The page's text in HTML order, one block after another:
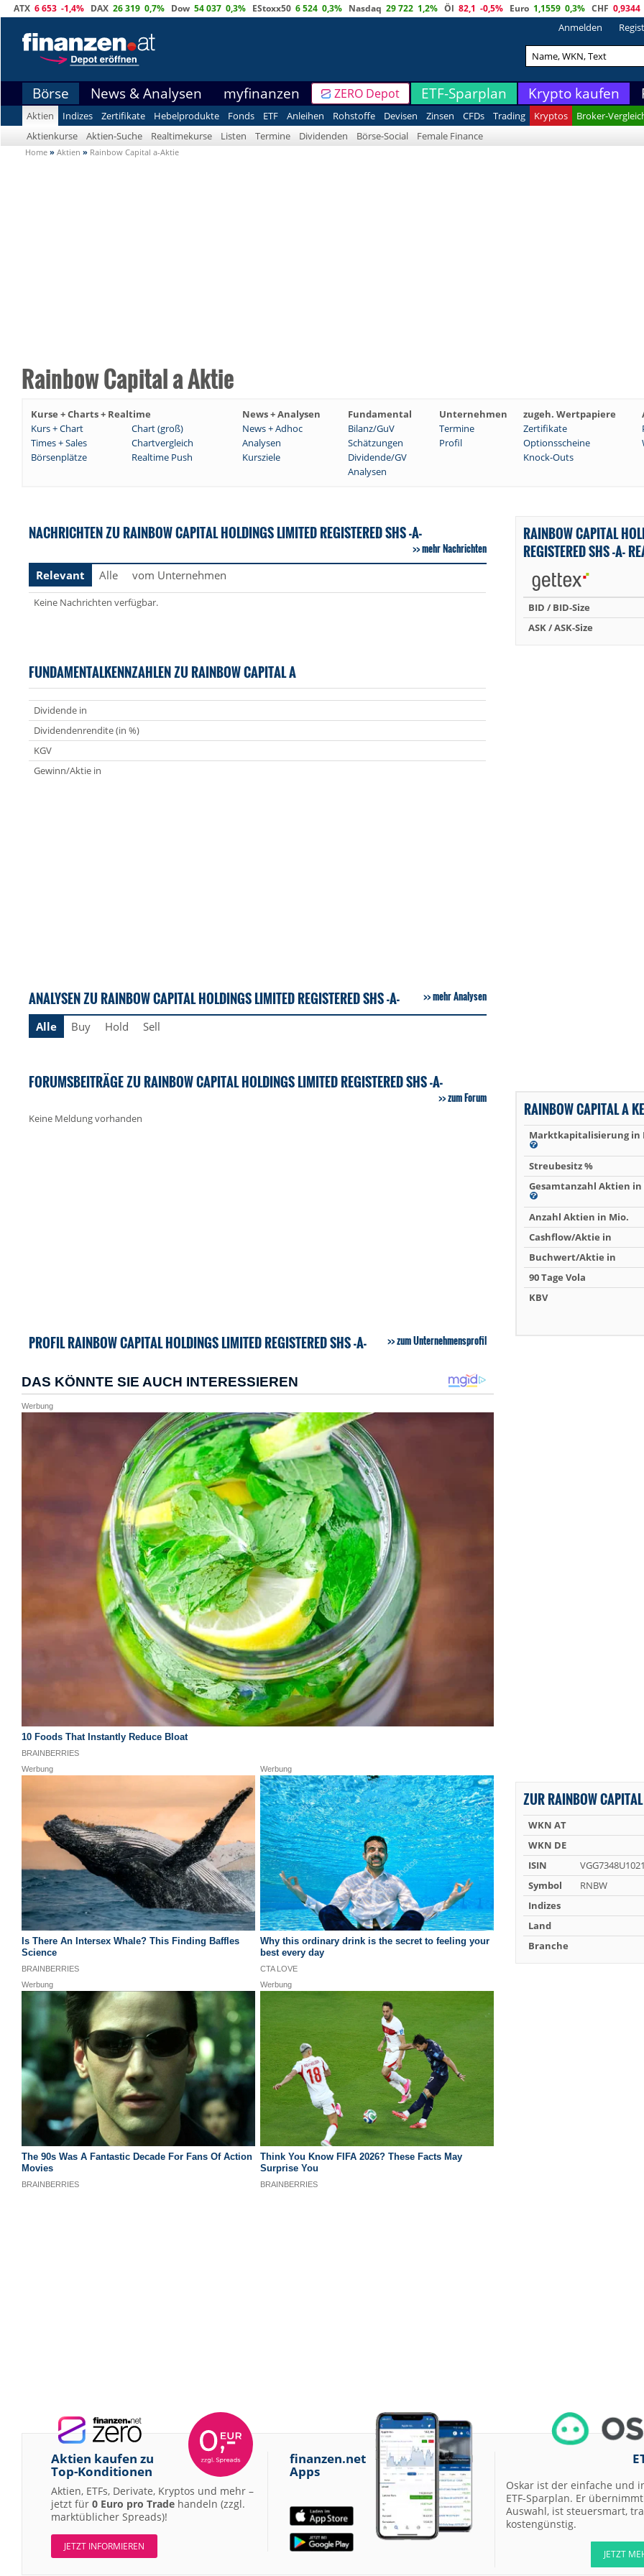
ATX 6 653 -1,4% DAX 26 319 0,7% Dow 54 037 0,3% EStoxx50 6 524 0,3% Nasdaq 29 722 1,2% Öl 82,1 -0,5% Euro 1,1559 0,3% CHF 0,9344
Anmelden
Börse News & Analysen myfinanzen ZERO Depot ETF-Sparplan Krypto kaufen
Aktien Indizes Zertifikate Hebelprodukte Fonds ETF Anleihen Rohstoffe Devisen Zinsen CFDs Trading Kryptos Broker-
Aktienkurse
Aktien-Suche Realtimekurse Listen Termine Dividenden Börse-Social Female Finance
Home » Aktien » Rainbow Capital a-Aktie
Rainbow Capital a Aktie
Kurse + Charts + Realtime News + Analysen Fundamental Unternehmen zugeh. Wertpapiere
Kurs + Chart
Chart (groß) News + Adhoc Bilanz/GuV Termine Zertifikate
Times + Sales
Chartvergleich Analysen Schätzungen Profil Optionsscheine
Börsenplätze
Realtime Push Kursziele Dividende/GV
Knock-Outs
Analysen
NACHRICHTEN ZU RAINBOW CAPITAL HOLDINGS LIMITED REGISTERED SHS -A-
mehr Nachrichten
Relevant
Alle vom Unternehmen
Keine Nachrichten verfügbar.
FUNDAMENTALKENNZAHLEN ZU RAINBOW CAPITAL A
Dividende in
Dividendenrendite (in %)
KGV
Gewinn/Aktie in
ANALYSEN ZU RAINBOW CAPITAL HOLDINGS LIMITED REGISTERED SHS -A- mehr Analysen
Alle Buy Hold Sell
FORUMSBEITRÄGE ZU RAINBOW CAPITAL HOLDINGS LIMITED REGISTERED SHS -A-
zum Forum
Keine Meldung vorhanden
PROFIL RAINBOW CAPITAL HOLDINGS LIMITED REGISTERED SHS -A- zum Unternehmensprofil
RAINBOW CAPITAL
REGISTERED SHS -A-
BID / BID-Size
ASK / ASK-Size
RAINBOW CAPITAL A
Marktkapitalisierung in
Streubesitz %
Gesamtanzahl Aktien in
Anzahl Aktien in Mio.
Cashflow/Aktie in
Buchwert/Aktie in
90 Tage Vola
KBV
ZUR RAINBOW
WKN AT
WKN DE
ISIN
VGG7348U1021
Symbol
RNBW
Indizes
Land
Branche
Aktien kaufen zu
Top-Konditionen
Aktien, ETFs, Derivate, Kryptos und mehr –
jetzt für 0 Euro pro Trade handeln (zzgl.
marktüblicher Spreads)!
JETZT INFORMIEREN
finanzen.net
Apps
Oskar ist der einfache und
ETF-Sparplan. Er übernimmt
Auswahl, ist steuersmart,
kostengünstig.
JETZT